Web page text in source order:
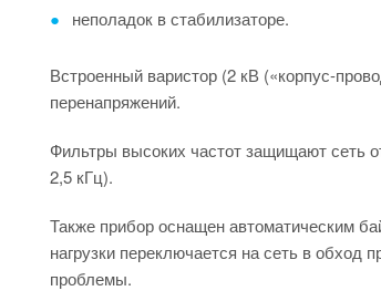
неполадок в стабилизаторе.
Встроенный варистор (2 кВ («корпус-
перенапряжений.
Фильтры высоких частот защищают сеть
2,5 кГц).
Также прибор оснащен автоматическим
нагрузки переключается на сеть в обход
проблемы.